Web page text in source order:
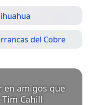
del Cobre
en amigos que
Tim Cahill